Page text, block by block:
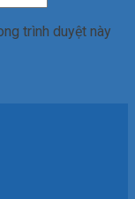
trình duyệt này